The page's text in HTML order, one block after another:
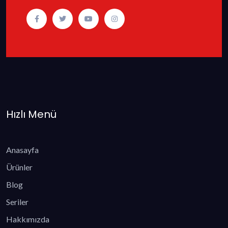
Hızlı Menü
Anasayfa
Ürünler
Blog
Seriler
Hakkımızda